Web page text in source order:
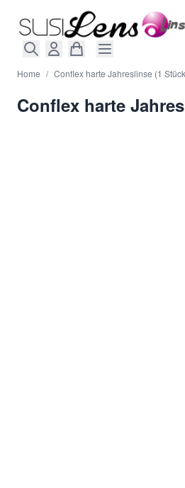
Home / Conflex harte Jahreslinse (1
Conflex harte